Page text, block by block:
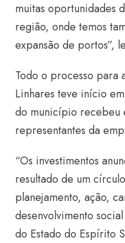
muitas oportunidades
região, onde temos
expansão de portos”,
Todo o processo para
Linhares teve início
do município recebeu
representantes da
“Os investimentos
resultado de um
planejamento, ação,
desenvolvimento
do Estado do Espírito